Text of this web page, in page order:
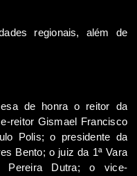
regionais, além de
de honra o reitor da
reitor Gismael Francisco
Polis; o presidente da
Bento; o juiz da 1ª Vara
Pereira Dutra; o vice-